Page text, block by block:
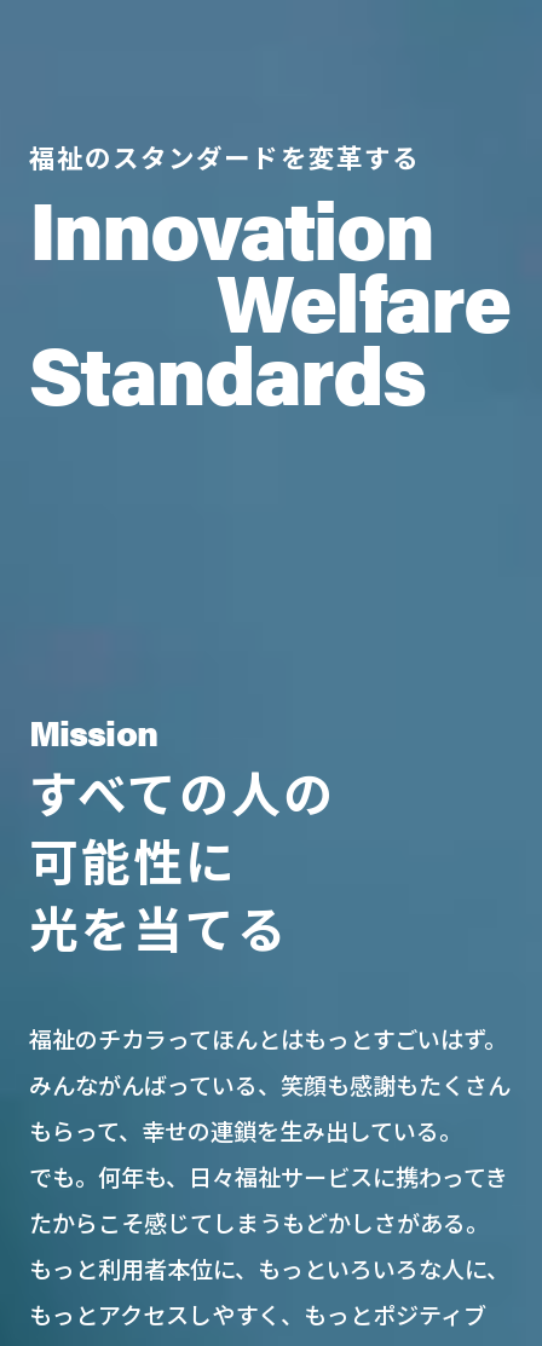
福祉のスタンダードを変革する
Innovation
Welfare
Standards
Mission
すべての人の
可能性に
光を当てる
福祉のチカラってほんとはもっとすごいはず。
みんながんばっている、笑顔も感謝もたくさん
もらって、幸せの連鎖を生み出している。
でも。何年も、日々福祉サービスに携わってき
たからこそ感じてしまうもどかしさがある。
もっと利用者本位に、もっといろいろな人に、
もっとアクセスしやすく、もっとポジティブ